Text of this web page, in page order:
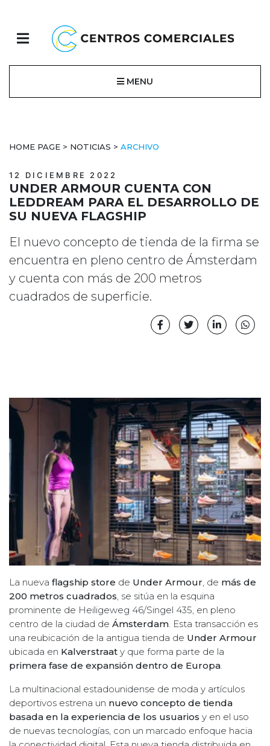
MENU
HOME PAGE > NOTICIAS > ARCHIVO
12 DICIEMBRE 2022
UNDER ARMOUR CUENTA CON
LEDDREAM PARA EL DESARROLLO DE
SU NUEVA FLAGSHIP
El nuevo concepto de tienda de la firma se
encuentra en pleno centro de Ámsterdam
y cuenta con más de 200 metros
cuadrados de superficie.
La nueva flagship store de Under Armour, de más de
200 metros cuadrados, se sitúa en la esquina
prominente de Heiligeweg 46/Singel 435, en pleno
centro de la ciudad de Ámsterdam. Esta transacción es
una reubicación de la antigua tienda de Under Armour
ubicada en Kalverstraat y que forma parte de la
primera fase de expansión dentro de Europa.
La multinacional estadounidense de moda y artículos
deportivos estrena un nuevo concepto de tienda
basada en la experiencia de los usuarios y en el uso
de nuevas tecnologías, con un marcado enfoque hacia